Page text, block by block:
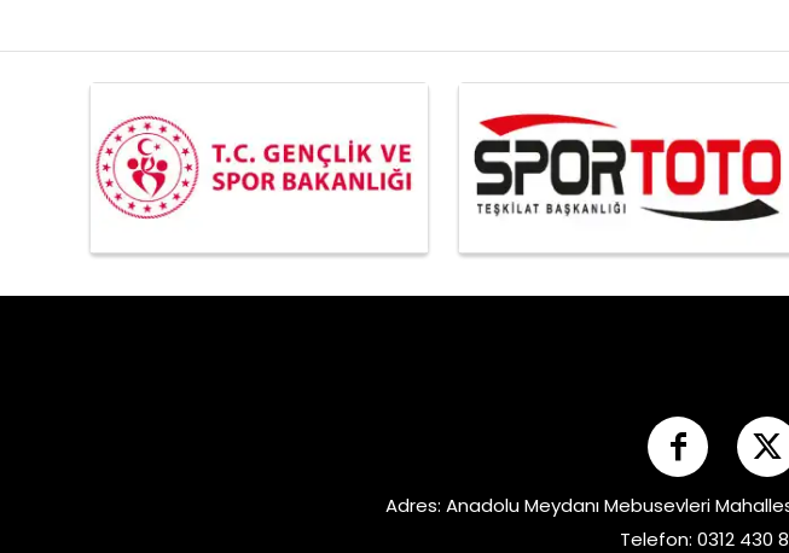
Adres: Anadolu Meydanı Mebusevleri
Telefon: 0312 430